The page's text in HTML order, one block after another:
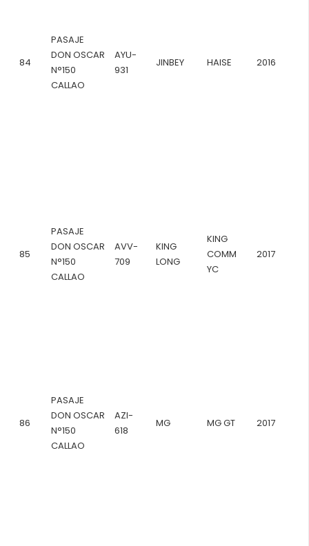
84
PASAJE
DON OSCAR
N°150
CALLAO
AYU-
931
JINBEY HAISE 2016
85
PASAJE
DON OSCAR
N°150
CALLAO
AVV-
709
KING
LONG
KING
COMM
YC
2017
86
PASAJE
DON OSCAR
N°150
CALLAO
AZI-
618
MG MG GT 2017